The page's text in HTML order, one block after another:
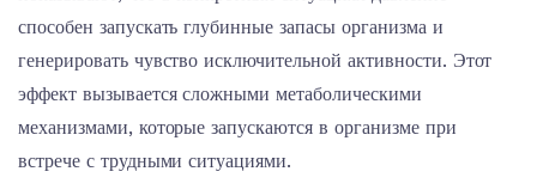
способен запускать глубинные запасы организма и
генерировать чувство исключительной активности. Этот
эффект вызывается сложными метаболическими
механизмами, которые запускаются в организме при
встрече с трудными ситуациями.